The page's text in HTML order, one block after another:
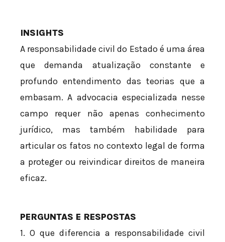
INSIGHTS
A responsabilidade civil do Estado é uma área
que demanda atualização constante e
profundo entendimento das teorias que a
embasam. A advocacia especializada nesse
campo requer não apenas conhecimento
jurídico, mas também habilidade para
articular os fatos no contexto legal de forma
a proteger ou reivindicar direitos de maneira
eficaz.
PERGUNTAS E RESPOSTAS
1. O que diferencia a responsabilidade civil